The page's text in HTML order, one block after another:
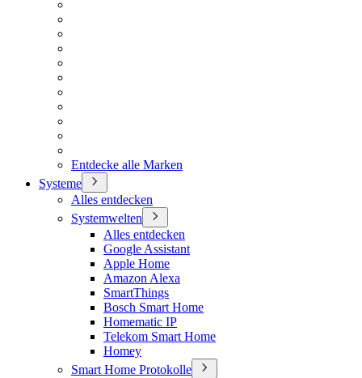
Entdecke alle Marken
Systeme
Alles entdecken
Systemwelten
Alles entdecken
Google Assistant
Apple Home
Amazon Alexa
SmartThings
Bosch Smart Home
Homematic IP
Telekom Smart Home
Homey
Smart Home Protokolle